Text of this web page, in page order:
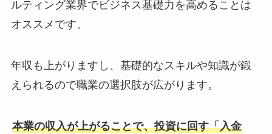
ルティング業界でビジネス基礎力を高めることは
オススメです。
年収も上がりますし、基礎的なスキルや知識が鍛
えられるので職業の選択肢が広がります。
本業の収入が上がることで、投資に回す「入金